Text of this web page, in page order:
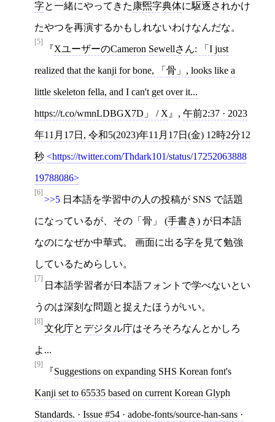
字と一緒にやってきた康煕字典体に駆逐されかけ
たやつを再演するかもしれないわけなんだな。
[5]
XユーザーのCameron Sewellさん: 「I just
realized that the kanji for bone, 「骨」, looks like a
little skeleton fella, and I can't get over it...
https://t.co/wmnLDBGX7D」 / X , 午前2:37 · 2023
年11月17日 , 令和5(2023)年11月17日(金) 12時2分12
秒 https://twitter.com/Thdark101/status/17252063888
19788086
[6]
>>5 日本語を学習中の人の投稿が SNS で話題
になっているが、その「骨」 (手書き) が日本語
なのになぜか中華式。 画面に出る字を見て勉強
しているためらしい。
[7]
日本語学習者が日本語フォントで学べないとい
うのは深刻な問題と捉えたほうがいい。
[8]
文化庁と デジタル庁はそろそろなんとかしろ
よ...
[9]
Suggestions on expanding SHS Korean font's
Kanji set to 65535 based on current Korean Glyph
Standards. · Issue #54 · adobe-fonts/source-han-sans ·